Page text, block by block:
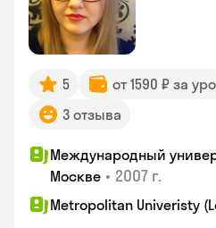
5 от 1590 ₽ за
3 отзыва
Международный
Москве • 2007 г.
Metropolitan Univeristy